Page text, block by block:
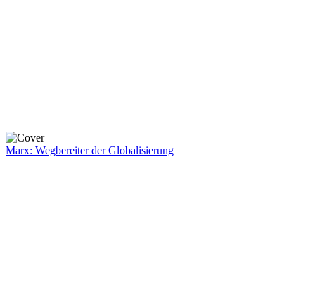
Marx: Wegbereiter der Globalisierung